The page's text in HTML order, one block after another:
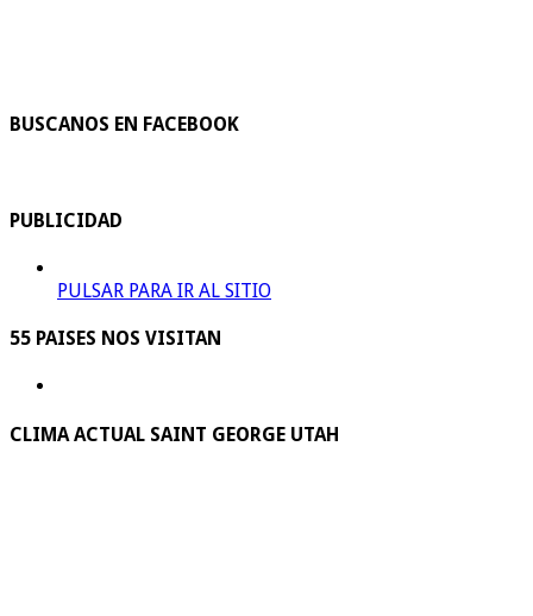
BUSCANOS EN FACEBOOK
PUBLICIDAD
PULSAR PARA IR AL SITIO
55 PAISES NOS VISITAN
CLIMA ACTUAL SAINT GEORGE UTAH